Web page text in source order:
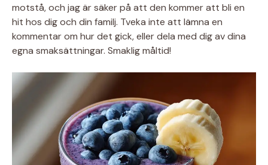
motstå, och jag är säker på att den kommer att bli en
hit hos dig och din familj. Tveka inte att lämna en
kommentar om hur det gick, eller dela med dig av dina
egna smaksättningar. Smaklig måltid!